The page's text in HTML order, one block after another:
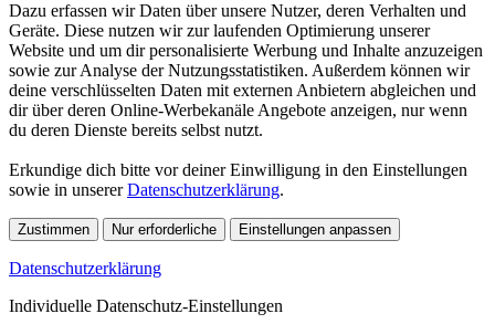
Dazu erfassen wir Daten über unsere Nutzer, deren Verhalten und
Geräte. Diese nutzen wir zur laufenden Optimierung unserer
Website und um dir personalisierte Werbung und Inhalte anzuzeigen
sowie zur Analyse der Nutzungsstatistiken. Außerdem können wir
deine verschlüsselten Daten mit externen Anbietern abgleichen und
dir über deren Online-Werbekanäle Angebote anzeigen, nur wenn
du deren Dienste bereits selbst nutzt.
Erkundige dich bitte vor deiner Einwilligung in den Einstellungen
sowie in unsererDatenschutzerklärung.
Zustimmen Nur erforderliche Einstellungen anpassen
Datenschutzerklärung
Individuelle Datenschutz-Einstellungen